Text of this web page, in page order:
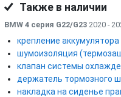
Также в наличии
BMW 4 серия G22/G23 2020 -
крепление аккумулятора
шумоизоляция
клапан системы
держатель тормозного
накладка на сиденье